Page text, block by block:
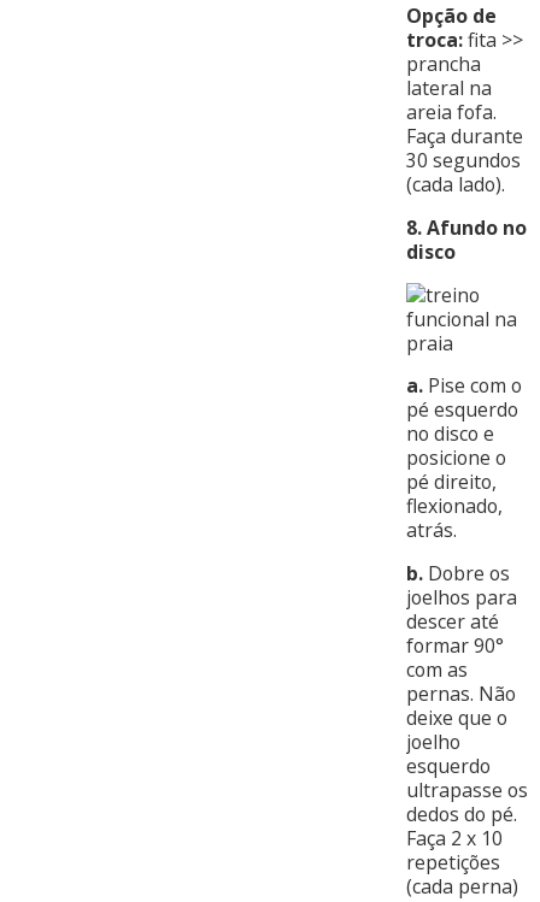
Opção de
troca:fita >>
prancha
lateral na
areia fofa.
Faça durante
30 segundos
(cada lado).
8. Afundo no
disco
a.Pise com o
pé esquerdo
no disco e
posicione o
pé direito,
flexionado,
atrás.
b.Dobre os
joelhos para
descer até
formar 90°
com as
pernas. Não
deixe que o
joelho
esquerdo
ultrapasse os
dedos do pé.
Faça 2 x 10
repetições
(cada perna)